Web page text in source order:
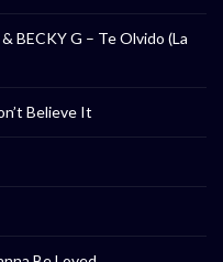
BECKY G – Te Olvido (La
Believe It